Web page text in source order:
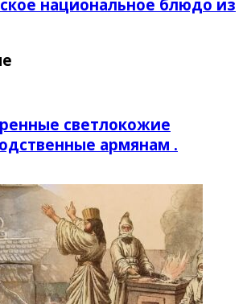
национальное блюдо из
светлокожие
армянам .